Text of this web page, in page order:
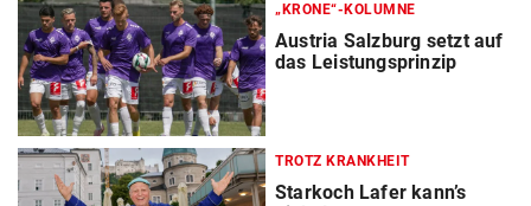
„KRONE“-KOLUMNE
Austria Salzburg setzt auf
das Leistungsprinzip
TROTZ KRANKHEIT
Starkoch Lafer kann’s